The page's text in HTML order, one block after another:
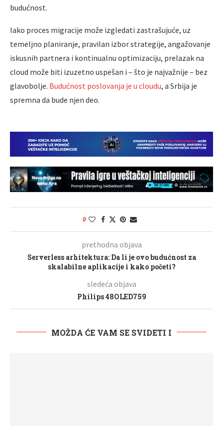
budućnost.
Iako proces migracije može izgledati zastrašujuće, uz
temeljno planiranje, pravilan izbor strategije, angažovanje
iskusnih partnera i kontinualnu optimizaciju, prelazak na
cloud može biti izuzetno uspešan i – što je najvažnije – bez
glavobolje. Budućnost poslovanja je u cloudu, a Srbija je
spremna da bude njen deo.
0
prethodna objava
Serverless arhitektura: Da li je ovo budućnost za
skalabilne aplikacije i kako početi?
sledeća objava
Philips 48OLED759
MOŽDA ĆE VAM SE SVIDETI I